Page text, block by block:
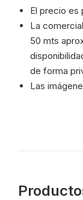
El precio es
La
50 mts
de forma
Las